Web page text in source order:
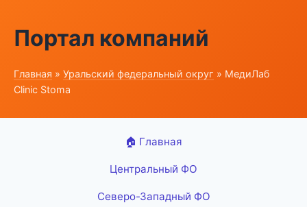
Портал компаний
Главная » Уральский федеральный округ » МедиЛаб
Clinic Stoma
🏠 Главная
Центральный ФО
Северо-Западный ФО